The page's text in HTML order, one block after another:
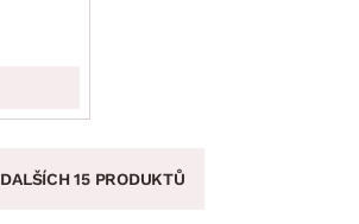
DALŠÍCH 15 PRODUKTŮ